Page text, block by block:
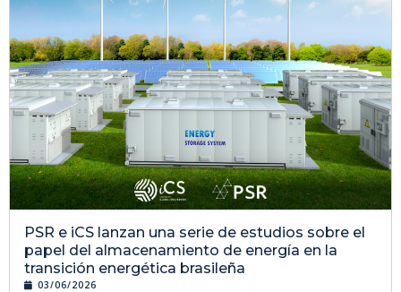
PSR e iCS lanzan una serie de estudios sobre el
papel del almacenamiento de energía en la
transición energética brasileña
03/06/2026